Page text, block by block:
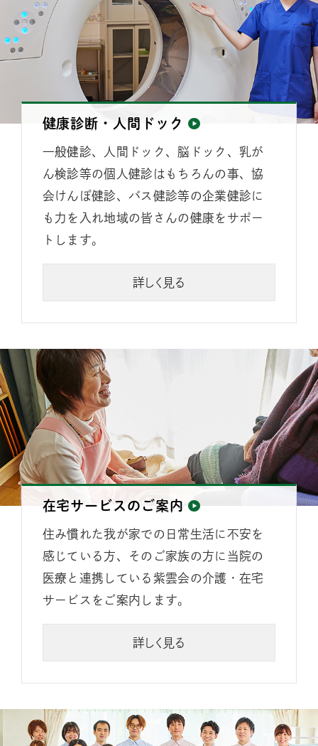
健康診断・人間ドック
一般健診、人間ドック、脳ドック、乳が
ん検診等の個人健診はもちろんの事、協
会けんぽ健診、バス健診等の企業健診に
も力を入れ地域の皆さんの健康をサポー
トします。
詳しく見る
在宅サービスのご案内
住み慣れた我が家での日常生活に不安を
感じている方、そのご家族の方に当院の
医療と連携している紫雲会の介護・在宅
サービスをご案内します。
詳しく見る